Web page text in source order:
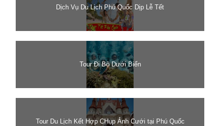
Dịch Vụ Du Lịch Phú Quốc Dịp Lễ Tết
Tour Đi Bộ Dưới Biển
Tour Du Lịch Kết Hợp CHụp Ảnh Cưới tại Phú Quốc